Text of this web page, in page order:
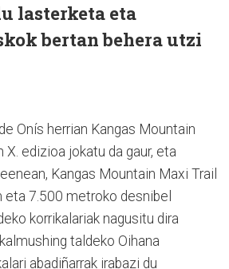
lasterketa eta
bertan behera utzi
Onís herrian Kangas Mountain
edizioa jokatu da gaur, eta
Kangas Mountain Maxi Trail
eta 7.500 metroko desnibel
korrikalariak nagusitu dira
taldeko Oihana
abadiñarrak irabazi du